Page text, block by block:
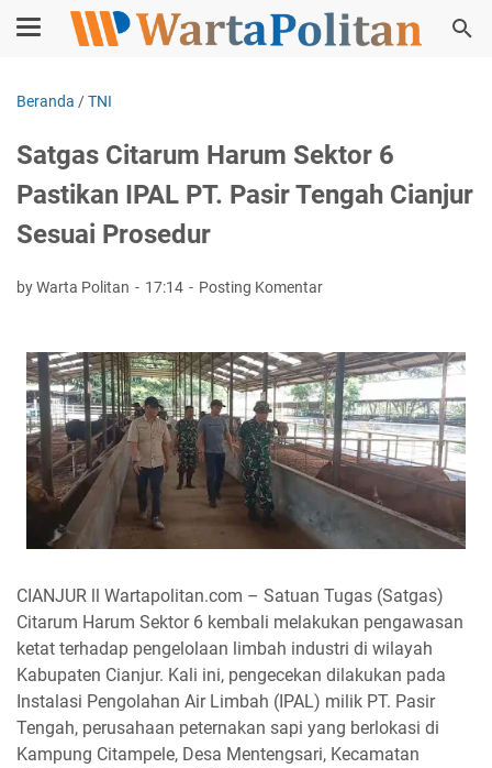
Beranda /TNI
Satgas Citarum Harum Sektor 6
Pastikan IPAL PT. Pasir Tengah Cianjur
Sesuai Prosedur
by Warta Politan 17:14 Posting Komentar
CIANJUR ll Wartapolitan.com – Satuan Tugas (Satgas)
Citarum Harum Sektor 6 kembali melakukan pengawasan
ketat terhadap pengelolaan limbah industri di wilayah
Kabupaten Cianjur. Kali ini, pengecekan dilakukan pada
Instalasi Pengolahan Air Limbah (IPAL) milik PT. Pasir
Tengah, perusahaan peternakan sapi yang berlokasi di
Kampung Citampele, Desa Mentengsari, Kecamatan